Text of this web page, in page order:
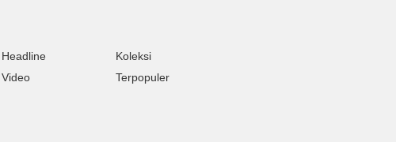
Headline
Koleksi
Video
Terpopuler